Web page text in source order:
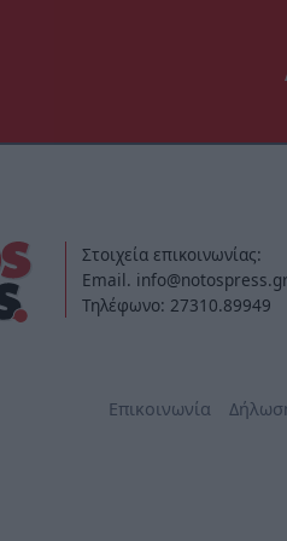
Στοιχεία επικοινωνίας:
Email. info@notospress.gr
Τηλέφωνο: 27310.89949
Επικοινωνία